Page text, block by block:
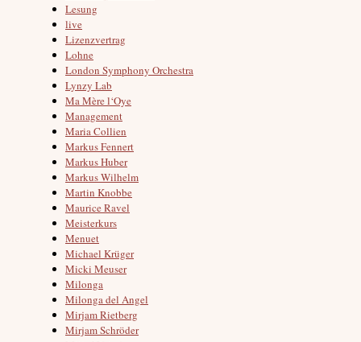
Lesung
live
Lizenzvertrag
Lohne
London Symphony Orchestra
Lynzy Lab
Ma Mère l‘Oye
Management
Maria Collien
Markus Fennert
Markus Huber
Markus Wilhelm
Martin Knobbe
Maurice Ravel
Meisterkurs
Menuet
Michael Krüger
Micki Meuser
Milonga
Milonga del Angel
Mirjam Rietberg
Mirjam Schröder